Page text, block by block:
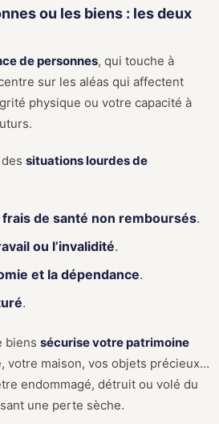
ou les biens : les deux
de personnes, qui touche à
sur les aléas qui affectent
physique ou votre capacité à
situations lourdes de
frais de santé non remboursés.
ou l’invalidité.
et la dépendance.
.
biens sécurise votre patrimoine
votre maison, vos objets précieux…
endommagé, détruit ou volé du
une perte sèche.